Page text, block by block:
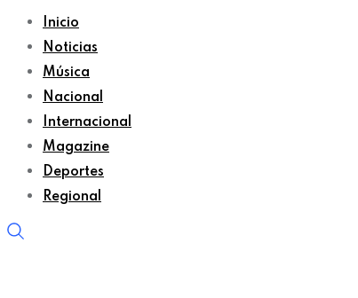
Inicio
Noticias
Música
Nacional
Internacional
Magazine
Deportes
Regional